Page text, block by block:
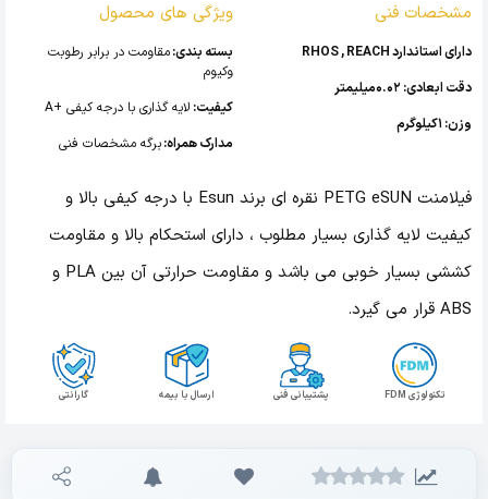
مشخصات فنی
دارای استاندارد RHOS , REACH
دقت ابعادی: 0.02میلیمتر
وزن: 1کیلوگرم
ویژگی های محصول
بسته بندی:مقاومت در برابر رطوبت
وکیوم
کیفیت: لایه گذاری با درجه کیفی +A
مدارک همراه:برگه مشخصات فنی
فیلامنت PETG eSUN نقره ای برند Esun با درجه کیفی بالا و
کیفیت لایه گذاری بسیار مطلوب ، دارای استحکام بالا و مقاومت
کششی بسیار خوبی می باشد و مقاومت حرارتی آن بین PLA و
ABS قرار می گیرد.
گارانتی ارسال با بیمه پشتیبانی فنی تکنولوژی FDM